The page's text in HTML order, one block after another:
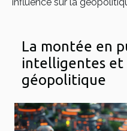
La montée en
intelligentes et
géopolitique